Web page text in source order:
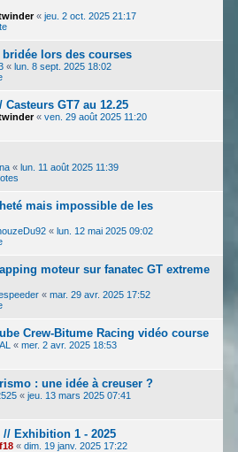
« jeu. 2 oct. 2025 21:17
lors des courses
« lun. 8 sept. 2025 18:02
GT7 au 12.25
« ven. 29 août 2025 11:20
« lun. 11 août 2025 11:39
mais impossible de les
« lun. 12 mai 2025 09:02
moteur sur fanatec GT extreme
« mar. 29 avr. 2025 17:52
Crew-Bitume Racing vidéo course
« mer. 2 avr. 2025 18:53
: une idée à creuser ?
« jeu. 13 mars 2025 07:41
// Exhibition 1 - 2025
« dim. 19 janv. 2025 17:22